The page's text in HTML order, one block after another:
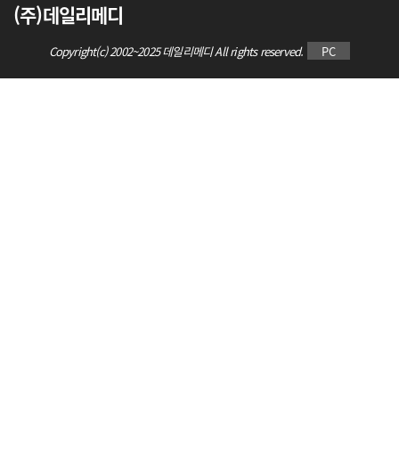
(주)데일리메디
Copyright(c) 2002~2025 데일리메디 All rights reserved. PC